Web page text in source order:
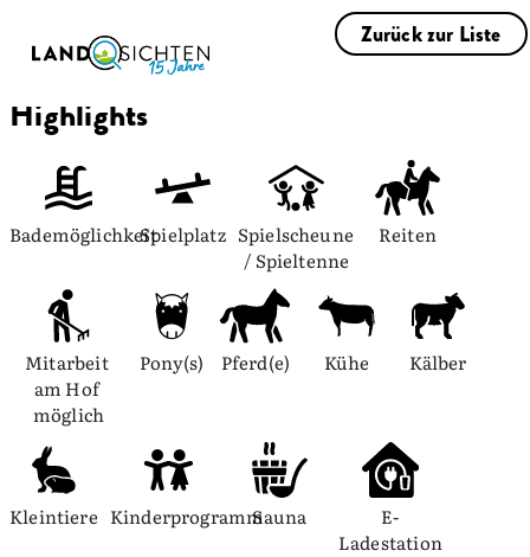
Zurück zur Liste
Highlights
BademöglichkeitSpielplatz Spielscheune
/ Spieltenne
Reiten
Mitarbeit
am Hof
möglich
Pony(s) Pferd(e) Kühe Kälber
Kleintiere KinderprogrammSauna
E-
Ladestation